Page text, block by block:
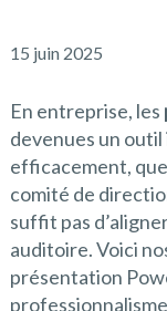
15 juin 2025
En entreprise, les
devenues un
efficacement,
comité de
suffit pas
auditoire. Voici
présentation